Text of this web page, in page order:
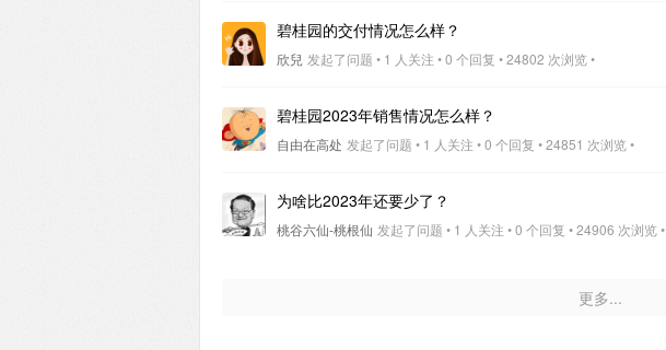
碧桂园的交付情况怎么样？
欣兒 发起了问题 • 1 人关注 • 0 个回复 • 24802 次浏览 •
碧桂园2023年销售情况怎么样？
自由在高处 发起了问题 • 1 人关注 • 0 个回复 • 24851 次浏览 •
为啥比2023年还要少了？
桃谷六仙-桃根仙 发起了问题 • 1 人关注 • 0 个回复 • 24906 次浏览 •
更多...